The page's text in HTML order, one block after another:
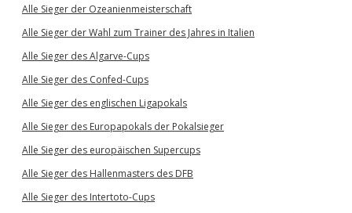
Alle Sieger der Ozeanienmeisterschaft
Alle Sieger der Wahl zum Trainer des Jahres in Italien
Alle Sieger des Algarve-Cups
Alle Sieger des Confed-Cups
Alle Sieger des englischen Ligapokals
Alle Sieger des Europapokals der Pokalsieger
Alle Sieger des europäischen Supercups
Alle Sieger des Hallenmasters des DFB
Alle Sieger des Intertoto-Cups